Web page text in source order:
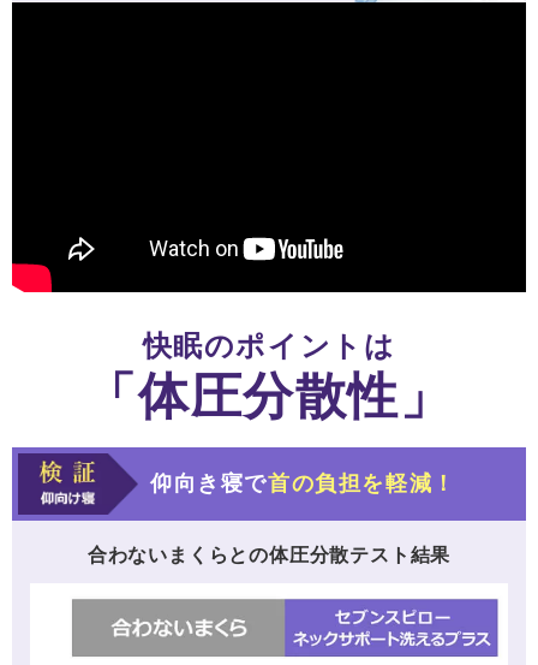
快眠のポイントは
「体圧分散性」
仰向き寝で首の負担を軽減！
合わないまくらとの体圧分散テスト結果